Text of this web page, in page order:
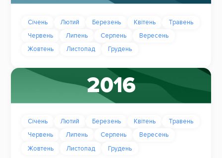
Січень Лютий Березень Квітень
Травень
Червень
Липень Серпень
Вересень
Жовтень
Листопад Грудень
2016
Січень Лютий Березень Квітень
Травень
Червень
Липень Серпень
Вересень
Жовтень
Листопад Грудень